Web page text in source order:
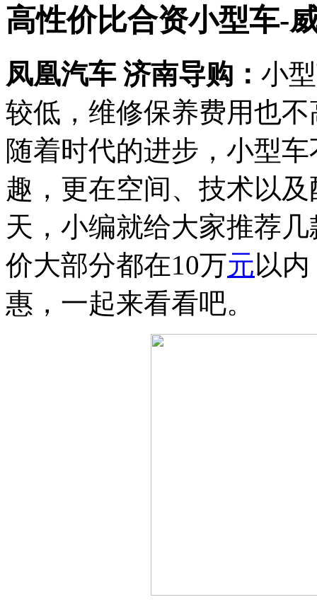
高性价比合资小型车-
凤凰汽车 济南导购： 小
较低，维修保养费用也
随着时代的进步，小型
趣，更在空间、技术以
天，小编就给大家推荐
价大部分都在10万元以
惠，一起来看看吧。